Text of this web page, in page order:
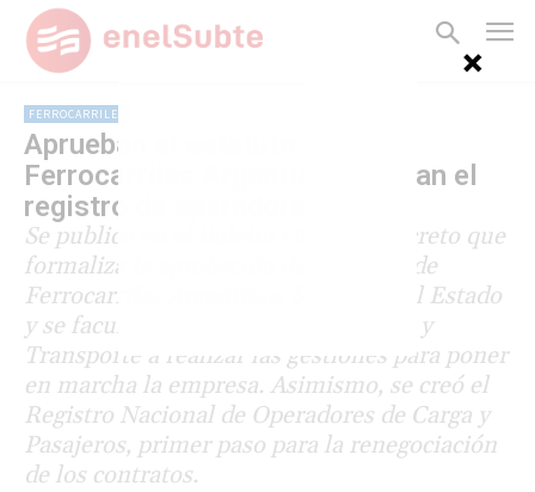
FERROCARRILES
Aprueban el estatuto de
Ferrocarriles Argentinos y crean el
registro de operadores
Se publicó en el Boletín Oficial el decreto que
formaliza la aprobación del estatuto de
Ferrocarriles Argentinos Sociedad del Estado
y se faculta al Ministerio del Interior y
Transporte a realizar las gestiones para poner
en marcha la empresa. Asimismo, se creó el
Registro Nacional de Operadores de Carga y
Pasajeros, primer paso para la renegociación
de los contratos.